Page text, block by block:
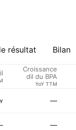
résultat Bilan
Croissance
dil du BPA
YoY TTM
—
—